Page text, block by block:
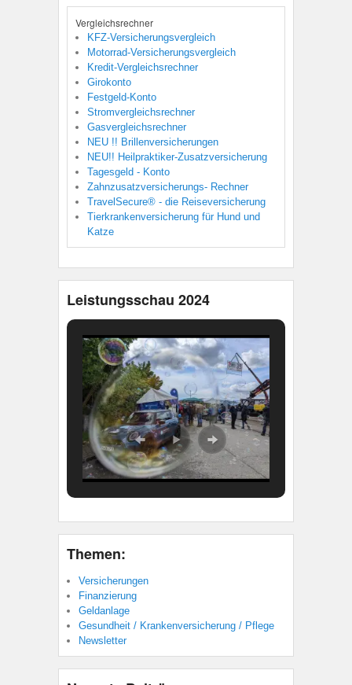
Vergleichsrechner
KFZ-Versicherungsvergleich
Motorrad-Versicherungsvergleich
Kredit-Vergleichsrechner
Girokonto
Festgeld-Konto
Stromvergleichsrechner
Gasvergleichsrechner
NEU !! Brillenversicherungen
NEU!! Heilpraktiker-Zusatzversicherung
Tagesgeld - Konto
Zahnzusatzversicherungs- Rechner
TravelSecure® - die Reiseversicherung
Tierkrankenversicherung für Hund und
Katze
Leistungsschau 2024
Themen:
Versicherungen
Finanzierung
Geldanlage
Gesundheit / Krankenversicherung / Pflege
Newsletter